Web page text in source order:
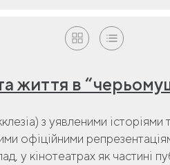
життя в
з уявленими
офіційними
у кінотеатрах як частині